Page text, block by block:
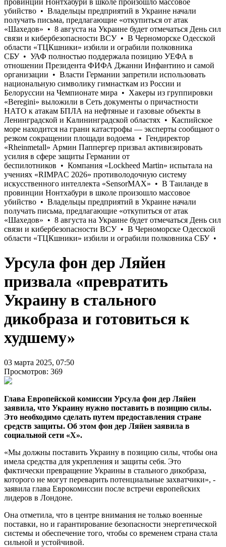
Урсула фон дер Ляйен
призвала «превратить
Украину в стального
дикобраза и готовиться к
худшему»
03 марта 2025, 07:50
Просмотров: 369
Глава Европейской комиссии Урсула фон дер Ляйен
заявила, что Украину нужно поставить в позицию силы.
Это необходимо сделать путем предоставления стране
средств защиты. Об этом фон дер Ляйен заявила в
социальной сети «Х».
«Мы должны поставить Украину в позицию силы, чтобы она
имела средства для укрепления и защиты себя. Это
фактически превращение Украины в стального дикобраза,
которого не могут переварить потенциальные захватчики», -
заявила глава Еврокомиссии после встречи европейских
лидеров в Лондоне.
Она отметила, что в центре внимания не только военные
поставки, но и гарантирование безопасности энергетической
системы и обеспечение того, чтобы со временем страна стала
сильной и устойчивой.